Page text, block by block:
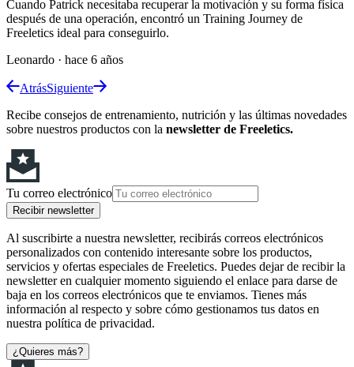
Cuando Patrick necesitaba recuperar la motivación y su forma física
después de una operación, encontró un Training Journey de
Freeletics ideal para conseguirlo.
Leonardo · hace 6 años
AtrásSiguiente
Recibe consejos de entrenamiento, nutrición y las últimas novedades
sobre nuestros productos con la newsletter de Freeletics.
Tu correo electrónico
Recibir newsletter
Al suscribirte a nuestra newsletter, recibirás correos electrónicos
personalizados con contenido interesante sobre los productos,
servicios y ofertas especiales de Freeletics. Puedes dejar de recibir la
newsletter en cualquier momento siguiendo el enlace para darse de
baja en los correos electrónicos que te enviamos. Tienes más
información al respecto y sobre cómo gestionamos tus datos en
nuestra política de privacidad.
¿Quieres más?